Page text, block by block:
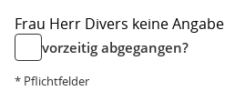
Frau Herr Divers keine Angabe
vorzeitig abgegangen?
* Pflichtfelder